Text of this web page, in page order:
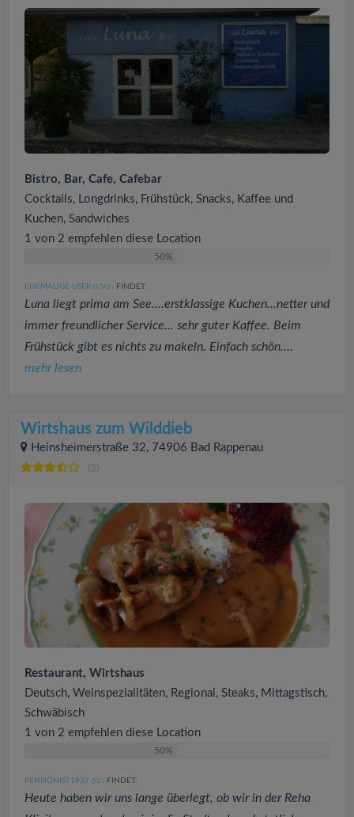
Bistro, Bar, Cafe, Cafebar
Cocktails, Longdrinks, Frühstück, Snacks, Kaffee und
Kuchen, Sandwiches
1 von 2 empfehlen diese Location
50%
EHEMALIGE USER (3742 ) FINDET:
Luna liegt prima am See....erstklassige Kuchen...netter und
immer freundlicher Service... sehr guter Kaffee. Beim
Frühstück gibt es nichts zu makeln. Einfach schön....
mehr lesen
Wirtshaus zum Wilddieb
Heinsheimerstraße 32, 74906 Bad Rappenau
(3)
Restaurant, Wirtshaus
Deutsch, Weinspezialitäten, Regional, Steaks, Mittagstisch,
Schwäbisch
1 von 2 empfehlen diese Location
50%
PENSIONIST1937 (92 ) FINDET:
Heute haben wir uns lange überlegt, ob wir in der Reha